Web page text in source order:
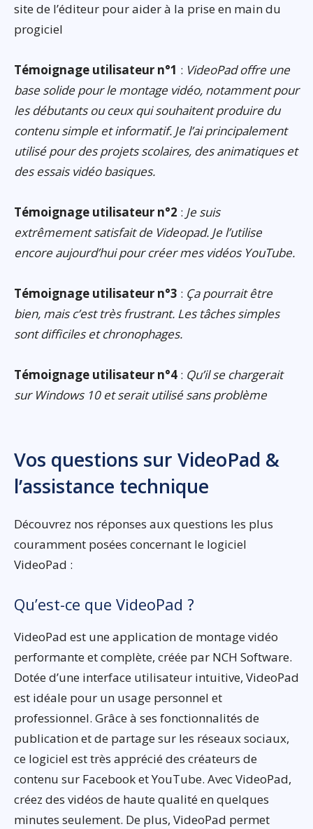
site de l’éditeur pour aider à la prise en main du
progiciel
Témoignage utilisateur n°1 : VideoPad offre une
base solide pour le montage vidéo, notamment pour
les débutants ou ceux qui souhaitent produire du
contenu simple et informatif. Je l’ai principalement
utilisé pour des projets scolaires, des animatiques et
des essais vidéo basiques.
Témoignage utilisateur n°2 : Je suis
extrêmement satisfait de Videopad. Je l’utilise
encore aujourd’hui pour créer mes vidéos YouTube.
Témoignage utilisateur n°3 : Ça pourrait être
bien, mais c’est très frustrant. Les tâches simples
sont difficiles et chronophages.
Témoignage utilisateur n°4 : Qu’il se chargerait
sur Windows 10 et serait utilisé sans problème
Vos questions sur VideoPad &
l’assistance technique
Découvrez nos réponses aux questions les plus
couramment posées concernant le logiciel
VideoPad :
Qu’est-ce que VideoPad ?
VideoPad est une application de montage vidéo
performante et complète, créée par NCH Software.
Dotée d’une interface utilisateur intuitive, VideoPad
est idéale pour un usage personnel et
professionnel. Grâce à ses fonctionnalités de
publication et de partage sur les réseaux sociaux,
ce logiciel est très apprécié des créateurs de
contenu sur Facebook et YouTube. Avec VideoPad,
créez des vidéos de haute qualité en quelques
minutes seulement. De plus, VideoPad permet